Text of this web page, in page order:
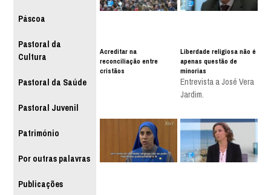
Páscoa
Pastoral da
Cultura
Pastoral da Saúde
Pastoral Juvenil
Património
Por outras palavras
Publicações
Acreditar na
reconciliação entre
cristãos
Liberdade religiosa não é
apenas questão de
minorias
Entrevista a José Vera
Jardim.